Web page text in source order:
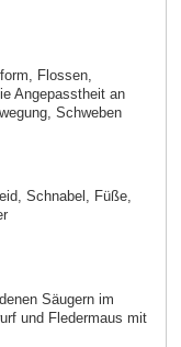
Flossen,
Angepasstheit an
Schweben
Schnabel, Füße,
Säugern im
und Fledermaus mit